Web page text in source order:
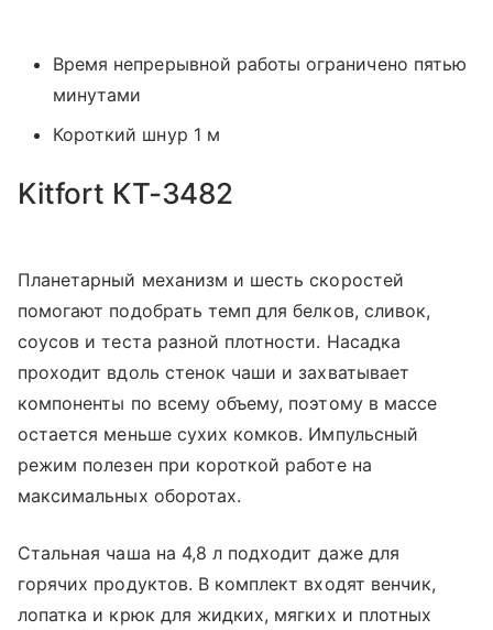
Время непрерывной работы ограничено пятью
минутами
Короткий шнур 1 м
Kitfort КТ-3482
Планетарный механизм и шесть скоростей
помогают подобрать темп для белков, сливок,
соусов и теста разной плотности. Насадка
проходит вдоль стенок чаши и захватывает
компоненты по всему объему, поэтому в массе
остается меньше сухих комков. Импульсный
режим полезен при короткой работе на
максимальных оборотах.
Стальная чаша на 4,8 л подходит даже для
горячих продуктов. В комплект входят венчик,
лопатка и крюк для жидких, мягких и плотных